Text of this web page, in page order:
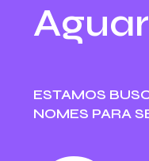
ESTAMOS
NOMES PARA